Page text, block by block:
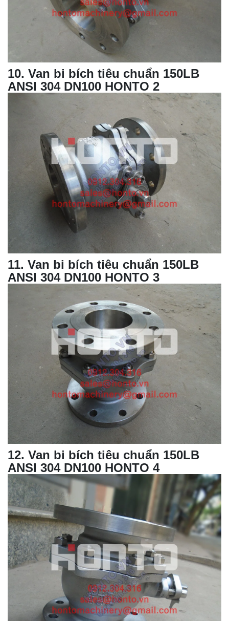
10. Van bi bích tiêu chuẩn 150LB
ANSI 304 DN100 HONTO 2
11. Van bi bích tiêu chuẩn 150LB
ANSI 304 DN100 HONTO 3
12. Van bi bích tiêu chuẩn 150LB
ANSI 304 DN100 HONTO 4